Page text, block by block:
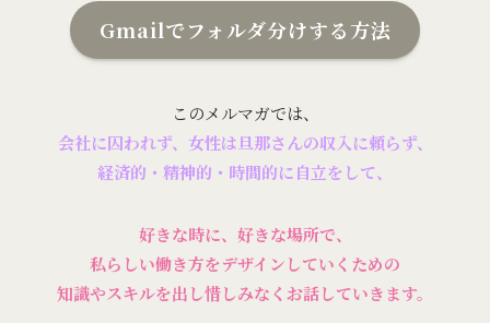
Gmailでフォルダ分けする方法
このメルマガでは、
会社に囚われず、女性は旦那さんの収入に頼らず、
経済的・精神的・時間的に自立をして、
好きな時に、好きな場所で、
私らしい働き方をデザインしていくための
知識やスキルを出し惜しみなくお話していきます。